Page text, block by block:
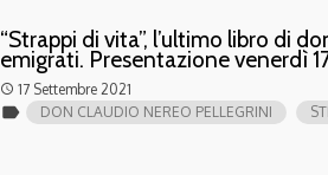
“Strappi di vita”, l’ultimo libro di
emigrati. Presentazione venerdì
access_time 17 Settembre 2021
label DON CLAUDIO NEREO PELLEGRINI